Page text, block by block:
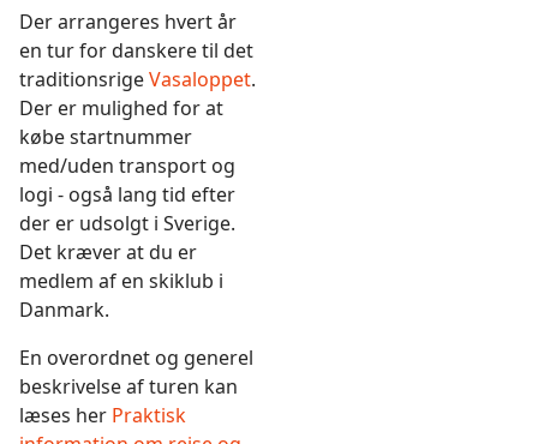
Der arrangeres hvert år
en tur for danskere til det
traditionsrigeVasaloppet.
Der er mulighed for at
købe startnummer
med/uden transport og
logi - også lang tid efter
der er udsolgt i Sverige.
Det kræver at du er
medlem af en skiklub i
Danmark.
En overordnet og generel
beskrivelse af turen kan
læses her Praktisk